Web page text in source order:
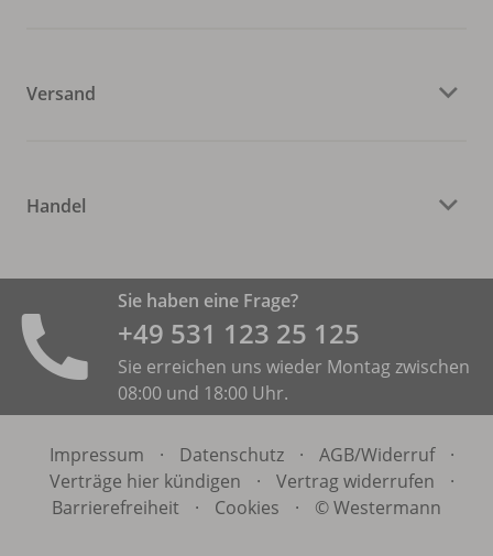
Versand
Handel
Sie haben eine Frage?
+49 531 ­123 25 125
Sie erreichen uns wieder Montag zwischen
08:00 und 18:00 Uhr.
Impressum · Datenschutz · AGB/Widerruf
·
Verträge hier kündigen
· Vertrag widerrufen
·
Barrierefreiheit
· Cookies · © Westermann